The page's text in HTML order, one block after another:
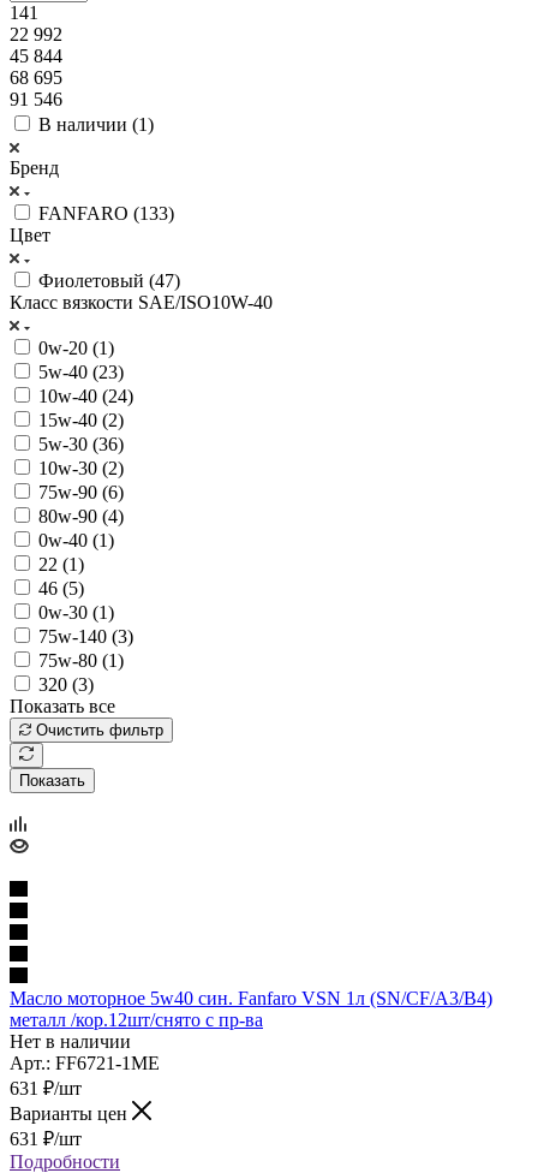
141
22 992
45 844
68 695
91 546
В наличии (1)
Бренд
FANFARO (133)
Цвет
Фиолетовый (47)
Класс вязкости SAE/ISO10W-40
0w-20 (1)
5w-40 (23)
10w-40 (24)
15w-40 (2)
5w-30 (36)
10w-30 (2)
75w-90 (6)
80w-90 (4)
0w-40 (1)
22 (1)
46 (5)
0w-30 (1)
75w-140 (3)
75w-80 (1)
320 (3)
Показать все
Очистить фильтр
Показать
Масло моторное 5w40 син. Fanfaro VSN 1л (SN/CF/A3/B4)
металл /кор.12шт/снято с пр-ва
Нет в наличии
Арт.: FF6721-1ME
631 ₽/шт
Варианты цен
631 ₽/шт
Подробности